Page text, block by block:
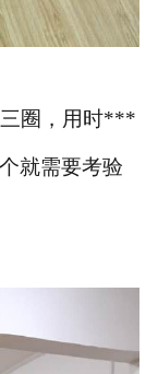
圈，用时***
就需要考验